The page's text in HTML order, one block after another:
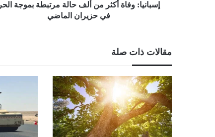
إسبانيا: وفاة أكثر من ألف حالة مرتبطة بموجة الحر
في حزيران الماضي
مقالات ذات صلة